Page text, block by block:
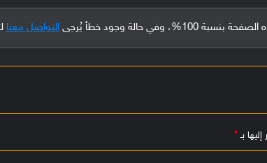
حالة وجود خطأ يُرجى التواصل معنا
بـ*